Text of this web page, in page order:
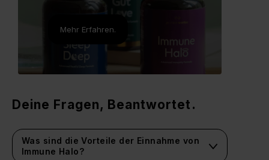
Mehr Erfahren.
Deine Fragen, Beantwortet.
Was sind die Vorteile der Einnahme von
Immune Halo?